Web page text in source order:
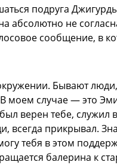
подруга
абсолютно не
сообщение, в
Бывают
моем случае — это
верен тебе, служил
всегда прикрывал.
тебя в этом
балерина к